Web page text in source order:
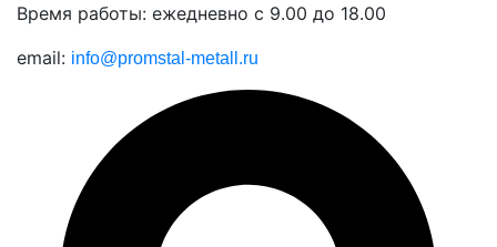
Время работы: ежедневно с 9.00 до 18.00
email: info@promstal-metall.ru